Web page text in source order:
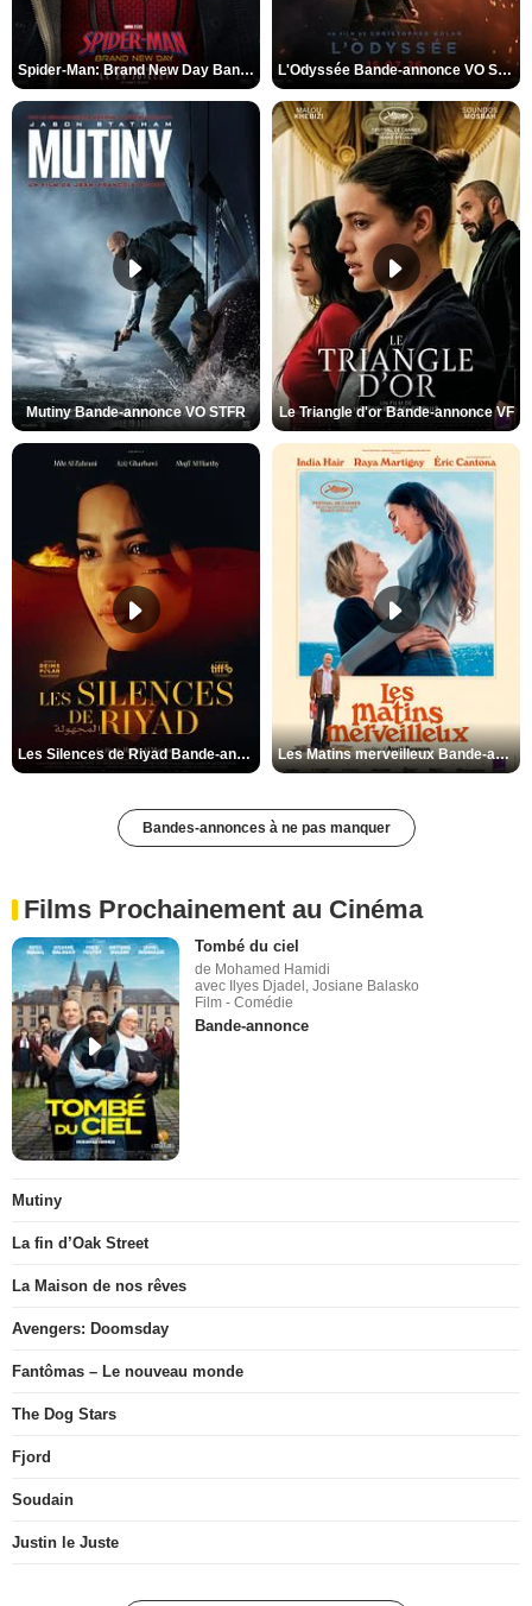
Spider-Man: Brand New Day Bande-annonce VO STFR L'Odyssée Bande-annonce VO STFR
Mutiny Bande-annonce VO STFR Le Triangle d'or Bande-annonce VF
Les Silences de Riyad Bande-annonce VO STFR Les Matins merveilleux Bande-annonce VF
Bandes-annonces à ne pas manquer
Films Prochainement au Cinéma
Tombé du ciel
de Mohamed Hamidi
avec Ilyes Djadel, Josiane Balasko
Film - Comédie
Bande-annonce
Mutiny
La fin d’Oak Street
La Maison de nos rêves
Avengers: Doomsday
Fantômas – Le nouveau monde
The Dog Stars
Fjord
Soudain
Justin le Juste